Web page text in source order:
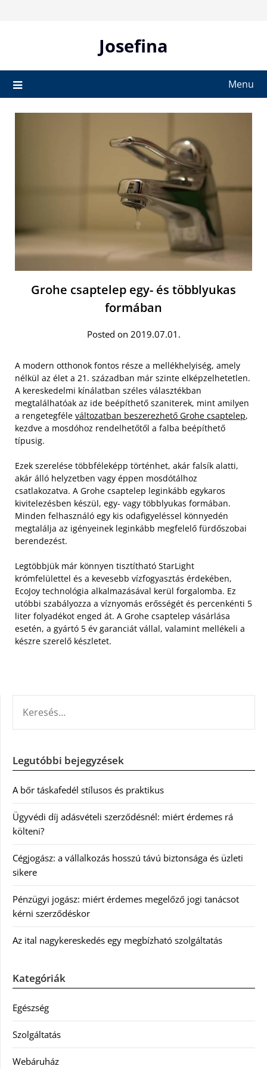
Josefina
Menu
Grohe csaptelep egy- és többlyukas
formában
Posted on 2019.07.01.
A modern otthonok fontos része a mellékhelyiség, amely
nélkül az élet a 21. században már szinte elképzelhetetlen.
A kereskedelmi kínálatban széles választékban
megtalálhatóak az ide beépíthető szaniterek, mint amilyen
a rengetegféle változatban beszerezhető Grohe csaptelep,
kezdve a mosdóhoz rendelhetőtől a falba beépíthető
típusig.
Ezek szerelése többféleképp történhet, akár falsík alatti,
akár álló helyzetben vagy éppen mosdótálhoz
csatlakozatva. A Grohe csaptelep leginkább egykaros
kivitelezésben készül, egy- vagy többlyukas formában.
Minden felhasználó egy kis odafigyeléssel könnyedén
megtalálja az igényeinek leginkább megfelelő fürdőszobai
berendezést.
Legtöbbjük már könnyen tisztítható StarLight
krómfelülettel és a kevesebb vízfogyasztás érdekében,
EcoJoy technológia alkalmazásával kerül forgalomba. Ez
utóbbi szabályozza a víznyomás erősségét és percenkénti 5
liter folyadékot enged át. A Grohe csaptelep vásárlása
esetén, a gyártó 5 év garanciát vállal, valamint mellékeli a
készre szerelő készletet.
Legutóbbi bejegyzések
A bőr táskafedél stílusos és praktikus
Ügyvédi díj adásvételi szerződésnél: miért érdemes rá
költeni?
Cégjogász: a vállalkozás hosszú távú biztonsága és üzleti
sikere
Pénzügyi jogász: miért érdemes megelőző jogi tanácsot
kérni szerződéskor
Az ital nagykereskedés egy megbízható szolgáltatás
Kategóriák
Egészség
Szolgáltatás
Webáruház